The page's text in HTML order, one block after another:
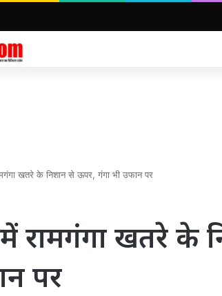
खतरे के निशान से ऊपर, गंगा भी उफान पर
रामगंगा खतरे के
पर